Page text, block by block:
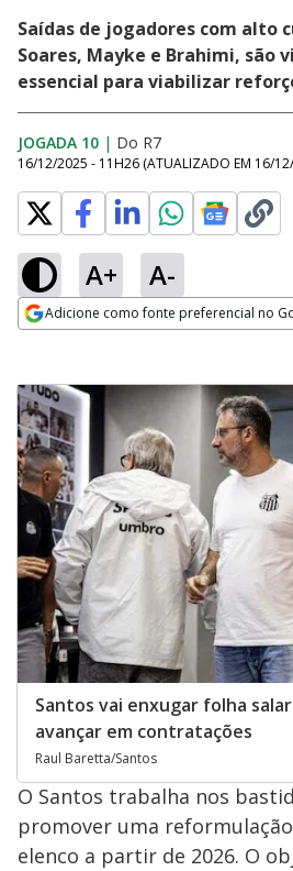
Saídas de jogadores com alto
Soares, Mayke e Brahimi, são
essencial para viabilizar
JOGADA 10 | Do R7
16/12/2025 - 11H26 (ATUALIZADO EM 16/
A+ A-
Adicione como fonte preferencial no
Santos vai enxugar folha
avançar em contratações
Raul Baretta/Santos
O Santos trabalha nos
promover uma
elenco a partir de 2026. O